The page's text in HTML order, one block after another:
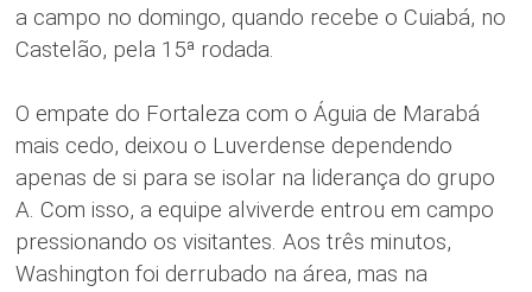
a campo no domingo, quando recebe o Cuiabá, no
Castelão, pela 15ª rodada.
O empate do Fortaleza com o Águia de Marabá
mais cedo, deixou o Luverdense dependendo
apenas de si para se isolar na liderança do grupo
A. Com isso, a equipe alviverde entrou em campo
pressionando os visitantes. Aos três minutos,
Washington foi derrubado na área, mas na